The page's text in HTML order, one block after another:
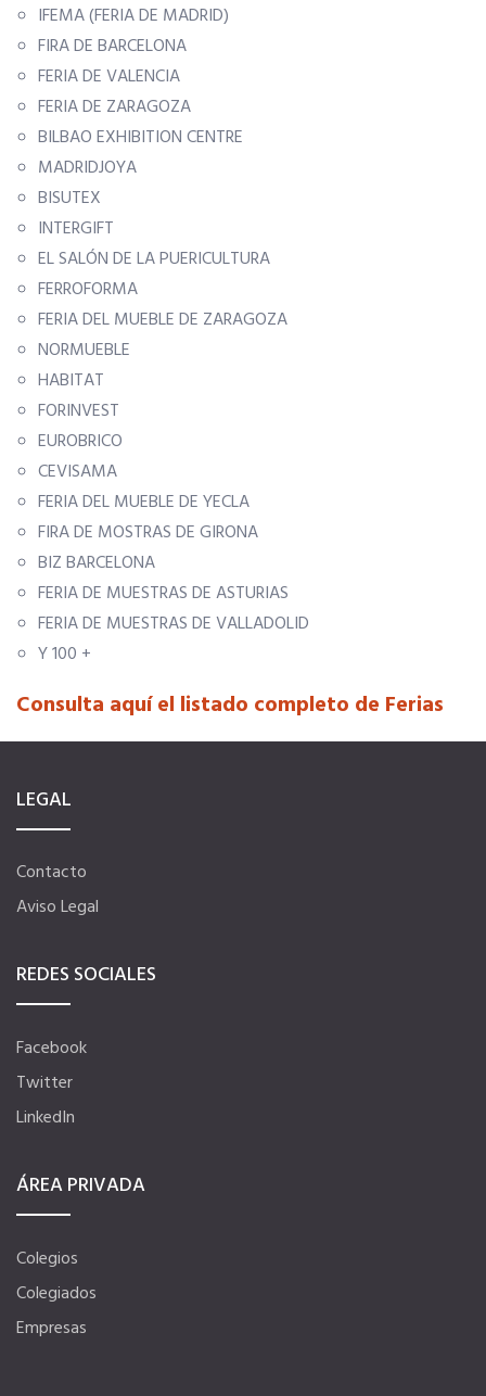
Ahorra en carburantes
Portal de Empleo
VENTAJAS EN SEGUROS
Formación gratuita
Ventajas en las ferias
Seguro de vida
Tu CRM AC
Ventajas fiscales
Hoteles
Empresas
IFEMA (FERIA DE MADRID)
FIRA DE BARCELONA
FERIA DE VALENCIA
FERIA DE ZARAGOZA
BILBAO EXHIBITION CENTRE
MADRIDJOYA
BISUTEX
INTERGIFT
EL SALÓN DE LA PUERICULTURA
FERROFORMA
FERIA DEL MUEBLE DE ZARAGOZA
NORMUEBLE
HABITAT
FORINVEST
EUROBRICO
CEVISAMA
FERIA DEL MUEBLE DE YECLA
FIRA DE MOSTRAS DE GIRONA
BIZ BARCELONA
FERIA DE MUESTRAS DE ASTURIAS
FERIA DE MUESTRAS DE VALLADOLID
Y 100 +
Consulta aquí el listado completo de Ferias
LEGAL
Contacto
Aviso Legal
REDES SOCIALES
Facebook
Twitter
LinkedIn
ÁREA PRIVADA
Colegios
Colegiados
Empresas